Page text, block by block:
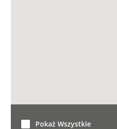
Pokaż Wszystkie